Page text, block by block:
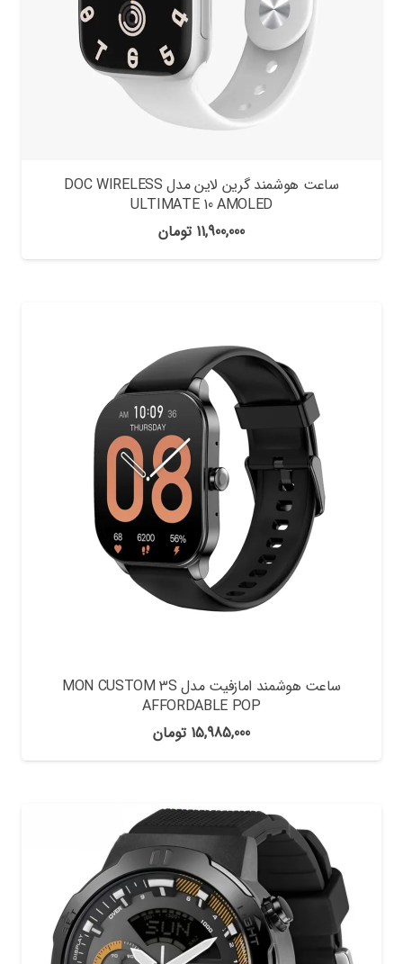
ساعت هوشمند گرین لاین مدل DOC WIRELESS
ULTIMATE 10 AMOLED
11,900,000 تومان
ساعت هوشمند امازفیت مدل MON CUSTOM 3S
AFFORDABLE POP
15,985,000 تومان